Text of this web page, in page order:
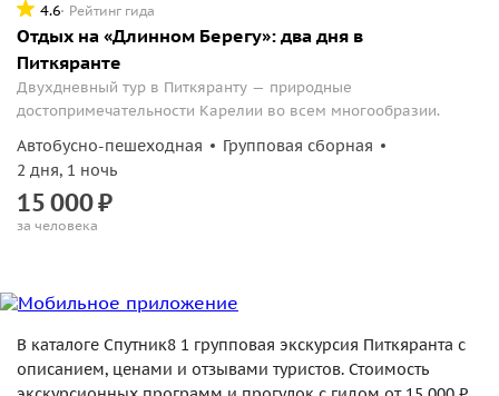
4.6 Рейтинг гида
Отдых на «Длинном Берегу»: два дня в
Питкяранте
Двухдневный тур в Питкяранту — природные
достопримечательности Карелии во всем многообразии.
Автобусно-пешеходная
Групповая сборная
2 дня, 1 ночь
15000₽
за человека
В каталоге Спутник8 1 групповая экскурсия Питкяранта с
описанием, ценами и отзывами туристов. Стоимость